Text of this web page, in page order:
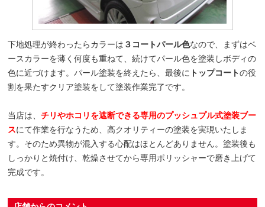
下地処理が終わったらカラーは ３コートパール色なので、まずはベ
ースカラーを薄く何度も重ねて、続けてパール色を塗装しボディの
色に近づけます。パール塗装を終えたら、最後に トップコートの役
割を果たすクリア塗装をして塗装作業完了です。
当店は、チリやホコリを遮断できる専用のプッシュプル式塗装ブー
スにて作業を行なうため、高クオリティーの塗装を実現いたしま
す。そのため異物が混入する心配はほとんどありません。塗装後も
しっかりと焼付け、乾燥させてから専用ポリッシャーで磨き上げて
完成です。